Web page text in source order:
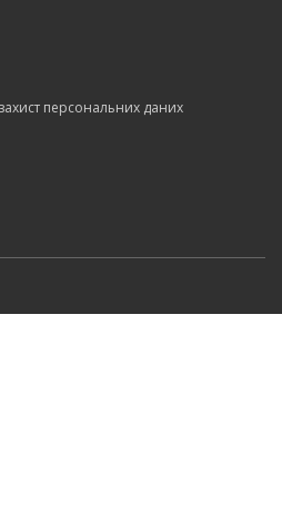
персональних даних